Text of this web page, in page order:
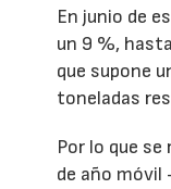
En junio de
un 9 %,
que supone
toneladas
Por lo que
de año móvil